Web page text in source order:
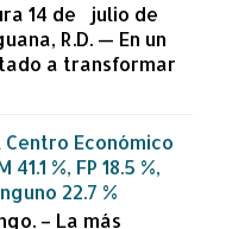
14 de julio de
R.D. — En un
a transformar
Económico
41.1 %, FP 18.5 %,
22.7 %
– La más